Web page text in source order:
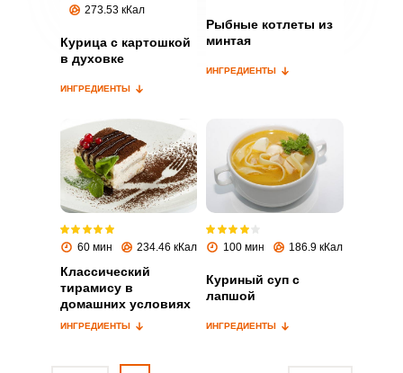
273.53 кКал
Курица с картошкой
в духовке
ИНГРЕДИЕНТЫ
Рыбные котлеты из
минтая
ИНГРЕДИЕНТЫ
60 мин 234.46 кКал
Классический
тирамису в
домашних условиях
ИНГРЕДИЕНТЫ
100 мин 186.9 кКал
Куриный суп с
лапшой
ИНГРЕДИЕНТЫ
или
Запомнить меня
ВХОД
Забыли пароль?